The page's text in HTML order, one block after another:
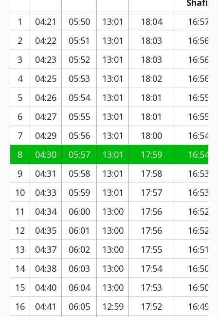
Shafi)
1
04:21 05:50 13:01 18:04
16:57
2
04:22 05:51 13:01 18:03
16:56
3
04:23 05:52 13:01 18:03
16:56
4
04:25 05:53 13:01 18:02
16:56
5
04:26 05:54 13:01 18:01
16:55
6
04:27 05:55 13:01 18:01
16:55
7
04:29 05:56 13:01 18:00
16:54
8
04:30 05:57 13:01 17:59
16:54
9
04:31 05:58 13:01 17:58
16:53
10
04:33 05:59 13:01 17:57
16:53
11
04:34 06:00 13:00 17:56
16:52
12
04:35 06:01 13:00 17:56
16:52
13
04:37 06:02 13:00 17:55
16:51
14
04:38 06:03 13:00 17:54
16:50
15
04:40 06:04 13:00 17:53
16:50
16
04:41 06:05 12:59 17:52
16:49